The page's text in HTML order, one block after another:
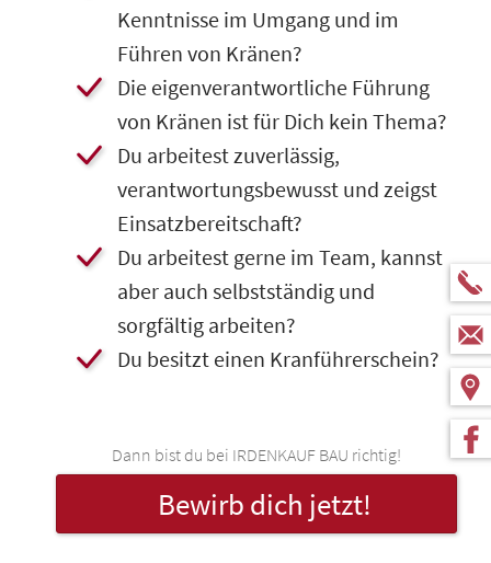
Kenntnisse im Umgang und im
Führen von Kränen?
​Die eigenverantwortliche Führung
von Kränen ist für Dich kein Thema?
​Du arbeitest zuverlässig,
verantwortungsbewusst und zeigst
Einsatzbereitschaft?
​Du arbeitest gerne im Team, kannst
aber auch selbstständig und
sorgfältig arbeiten?
​Du besitzt einen Kranführerschein?
Dann bist du bei IRDENKAUF BAU richtig!
Bewirb dich jetzt!